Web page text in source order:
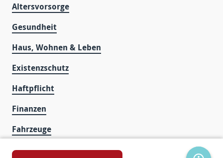
Altersvorsorge
Gesundheit
Haus, Wohnen & Leben
Existenzschutz
Haftpflicht
Finanzen
Fahrzeuge